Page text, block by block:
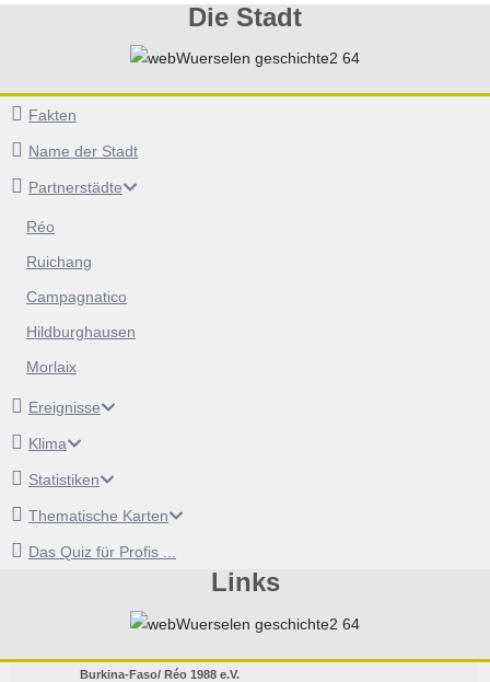
Die Stadt
Fakten
Name der Stadt
Partnerstädte
Réo
Ruichang
Campagnatico
Hildburghausen
Morlaix
Ereignisse
Klima
Statistiken
Thematische Karten
Das Quiz für Profis ...
Links
Burkina-Faso/ Réo 1988 e.V.